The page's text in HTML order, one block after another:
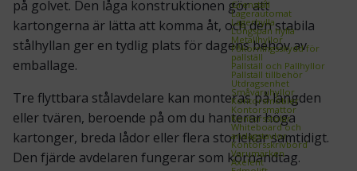
Grenställ
Lagerautomat
Lagerhylla
Longspan hylla
Metallhyllor
Påkörningsskydd för
pallställ
Pallställ och Pallhyllor
Pallställ tillbehör
Utdragsenhet
Småvaruhyllor
Kontorsmöbler
Kontorsmattor
Kontorsstolar
Whiteboard och
anslagstavlor
Kontorsskrivbord
Varumärken
Axelent
på golvet. Den låga konstruktionen gör att
kartongerna är lätta att komma åt, och den stabila
stålhyllan ger en tydlig plats för dagens behov av
emballage.
Tre flyttbara stålavdelare kan monteras på längden
eller tvären, beroende på om du hanterar höga
kartonger, breda lådor eller flera storlekar samtidigt.
Den fjärde avdelaren fungerar som körhandtag.